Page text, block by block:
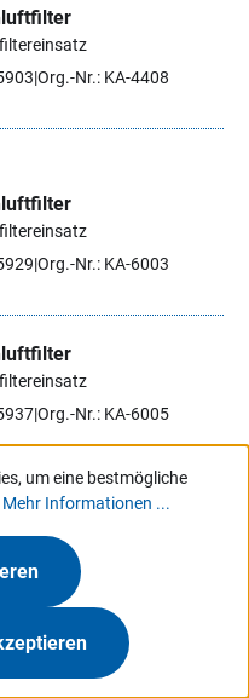
Org.-Nr.: KA-4408
Org.-Nr.: KA-6003
Org.-Nr.: KA-6005
Org.-Nr.: KA-6007
um eine bestmögliche
Mehr Informationen ...